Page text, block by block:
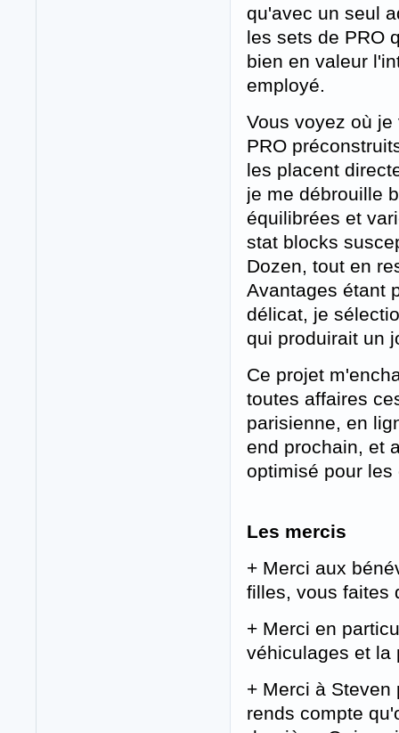
qu'avec un seul
les sets de PRO
bien en valeur
employé.
Vous voyez où
PRO
les placent
je me débrouille
équilibrées et
stat blocks
Dozen, tout en
Avantages étant
délicat, je
qui produirait un
Ce projet
toutes affaires
parisienne, en
end prochain, et
optimisé pour
Les mercis
+ Merci aux
filles, vous faites
+ Merci en
véhiculages et la
+ Merci à Steven
rends compte